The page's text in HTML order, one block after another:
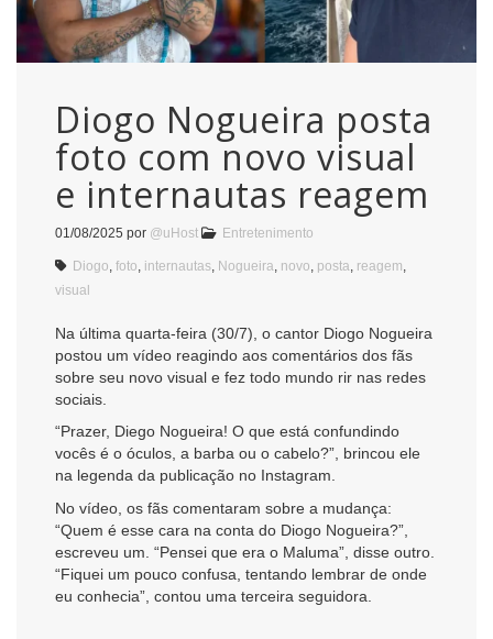
Diogo Nogueira posta
foto com novo visual
e internautas reagem
01/08/2025 por @uHost Entretenimento
Diogo foto internautas Nogueira novo posta reagem
visual
Na última quarta-feira (30/7), o cantor Diogo Nogueira
postou um vídeo reagindo aos comentários dos fãs
sobre seu novo visual e fez todo mundo rir nas redes
sociais.
“Prazer, Diego Nogueira! O que está confundindo
vocês é o óculos, a barba ou o cabelo?”, brincou ele
na legenda da publicação no Instagram.
No vídeo, os fãs comentaram sobre a mudança:
“Quem é esse cara na conta do Diogo Nogueira?”,
escreveu um. “Pensei que era o Maluma”, disse outro.
“Fiquei um pouco confusa, tentando lembrar de onde
eu conhecia”, contou uma terceira seguidora.